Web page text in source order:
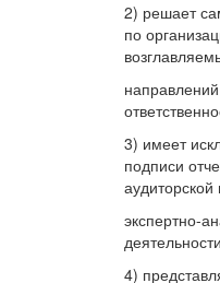
2) решает
по
3) имеет
подписи
аудиторской
экспертно-
4)